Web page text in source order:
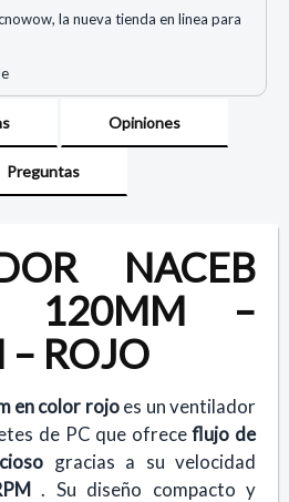
la nueva tienda en linea para
Opiniones
Preguntas
NACEB
120MM –
ROJO
en color rojoes un ventilador
de PC que ofreceflujo de
gracias a su velocidad
. Su diseño compacto y